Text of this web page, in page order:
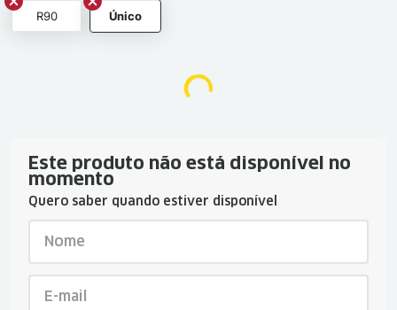
R90 Único
Este produto não está disponível no
momento
Quero saber quando estiver disponível